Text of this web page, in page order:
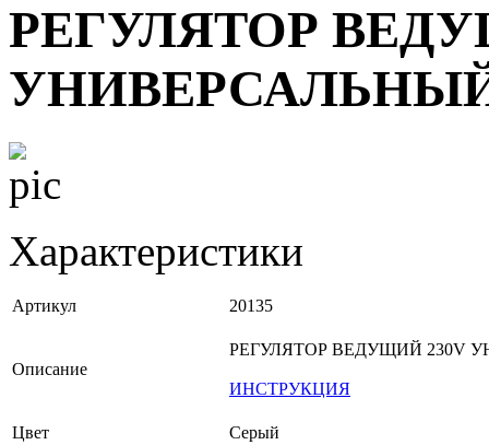
РЕГУЛЯТОР
Характеристики
Артикул 20135
Описание
РЕГУЛЯТОР ВЕДУЩИЙ 230V
ИНСТРУКЦИЯ
Цвет
Серый